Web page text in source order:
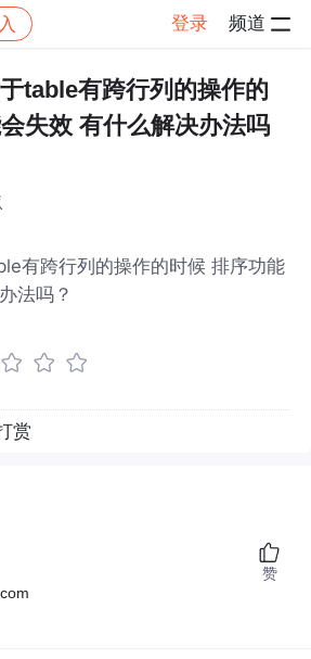
登录 频道
帖子详情
table有跨行列的操作的
失效 有什么解决办法吗
有跨行列的操作的时候 排序功能
法吗？
赏
赞